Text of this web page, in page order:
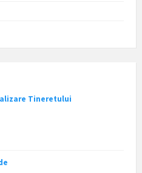
Tineretului